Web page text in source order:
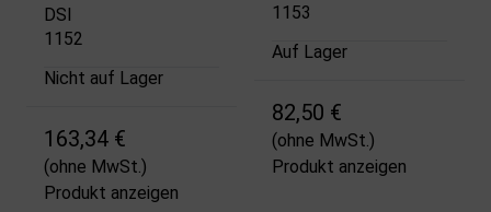
DSI
1152
Nicht auf Lager
163,34 €
(ohne MwSt.)
Produkt anzeigen
1153
Auf Lager
82,50 €
(ohne MwSt.)
Produkt anzeigen